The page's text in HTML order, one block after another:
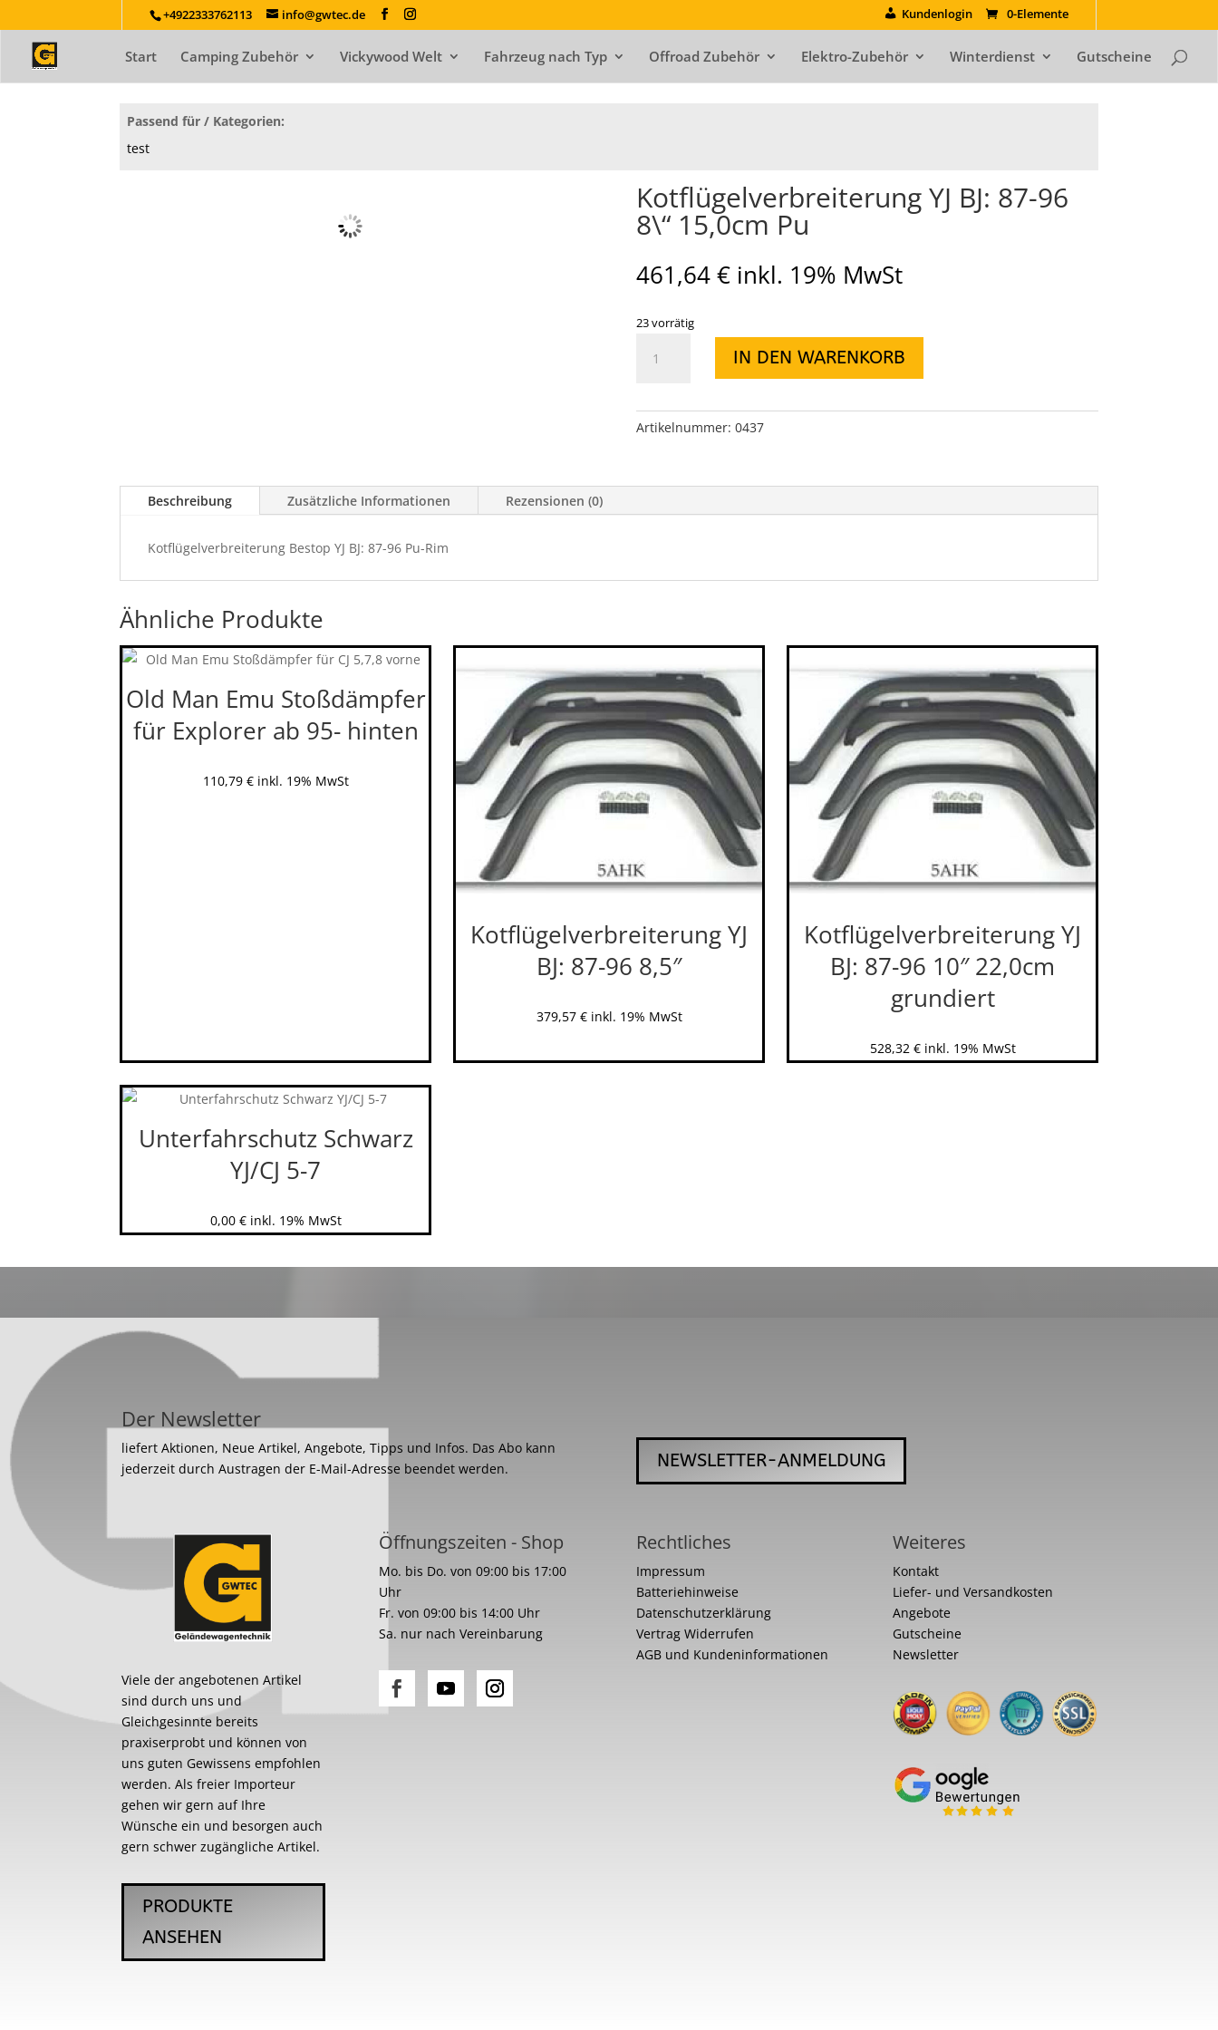
+4922333762113 info@gwtec.de Kundenlogin 0-Elemente
Start Camping Zubehör Vickywood Welt Fahrzeug nach Typ Offroad Zubehör Elektro-Zubehör Winterdienst Gutscheine
Passend für / Kategorien:
test
Kotflügelverbreiterung YJ BJ: 87-96
8\“ 15,0cm Pu
461,64€ inkl. 19% MwSt
23 vorrätig
Kotflügelverbreiterung
96
Pu
Menge
IN DEN WARENKORB
Artikelnummer: 0437
Beschreibung Zusätzliche Informationen Rezensionen (0)
Kotflügelverbreiterung Bestop YJ BJ: 87-96 Pu-Rim
Ähnliche Produkte
Old Man Emu Stoßdämpfer
für Explorer ab 95- hinten
110,79 € inkl. 19% MwSt
Kotflügelverbreiterung YJ
BJ: 87-96 8,5″
379,57 € inkl. 19% MwSt
Kotflügelverbreiterung YJ
BJ: 87-96 10″ 22,0cm
grundiert
528,32 € inkl. 19% MwSt
Unterfahrschutz Schwarz
YJ/CJ 5-7
0,00 € inkl. 19% MwSt
Der Newsletter
liefert Aktionen, Neue Artikel, Angebote, Tipps und Infos. Das Abo kann
jederzeit durch Austragen der E-Mail-Adresse beendet werden.
NEWSLETTER-ANMELDUNG
Viele der angebotenen Artikel
sind durch uns und
Gleichgesinnte bereits
praxiserprobt und können von
uns guten Gewissens empfohlen
werden. Als freier Importeur
gehen wir gern auf Ihre
Wünsche ein und besorgen auch
gern schwer zugängliche Artikel.
PRODUKTE
ANSEHEN
Öffnungszeiten - Shop
Mo. bis Do. von 09:00 bis 17:00
Uhr
Fr. von 09:00 bis 14:00 Uhr
Sa. nur nach Vereinbarung
Rechtliches
Impressum
Batteriehinweise
Datenschutzerklärung
Vertrag Widerrufen
AGB und Kundeninformationen
Weiteres
Kontakt
Liefer- und Versandkosten
Angebote
Gutscheine
Newsletter